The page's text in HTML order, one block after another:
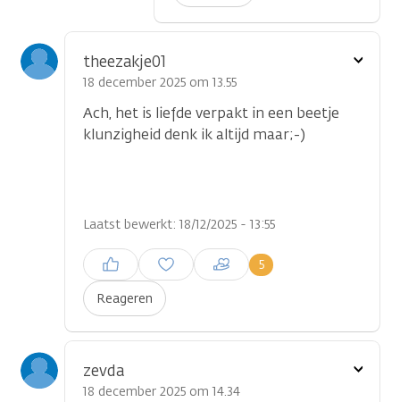
theezakje01
18 december 2025 om 13.55
Ach, het is liefde verpakt in een beetje
klunzigheid denk ik altijd maar;-)
Laatst bewerkt: 18/12/2025 - 13:55
Reageren
5
Inloggen om een reactie te
plaatsen
Toon
zevda
18 december 2025 om 14.34
Toon